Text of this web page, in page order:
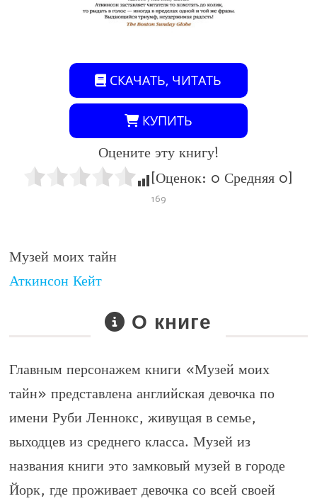
СКАЧАТЬ, ЧИТАТЬ
КУПИТЬ
Оцените эту книгу!
[Оценок: 0 Средняя 0]
169
Музей моих тайн
Аткинсон Кейт
О книге
Главным персонажем книги «Музей моих
тайн» представлена английская девочка по
имени Руби Леннокс, живущая в семье,
выходцев из среднего класса. Музей из
названия книги это замковый музей в городе
Йорк, где проживает девочка со всей своей